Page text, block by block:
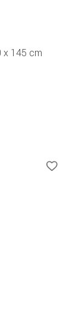
x 145 cm